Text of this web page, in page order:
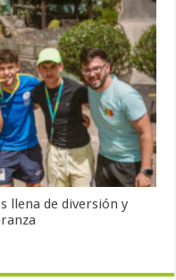
llena de diversión y